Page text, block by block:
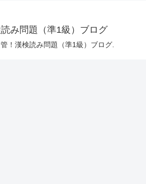
み問題（準1級）ブログ
！漢検読み問題（準1級）ブログ.